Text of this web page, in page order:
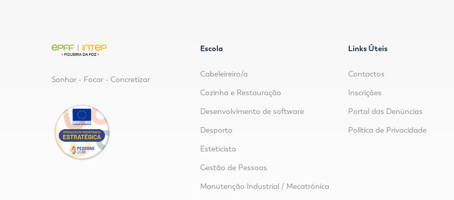
Sonhar - Focar - Concretizar
Escola
Cabeleireiro/a
Cozinha e Restauração
Desenvolvimento de software
Desporto
Esteticista
Gestão de Pessoas
Manutenção Industrial / Mecatrónica
Links Úteis
Contactos
Inscrições
Portal das Denúncias
Política de Privacidade